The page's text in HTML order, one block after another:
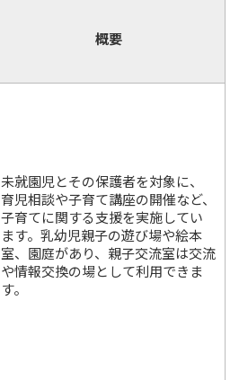
概要
未就園児とその保護者を対象に、
育児相談や子育て講座の開催など、
子育てに関する支援を実施してい
ます。乳幼児親子の遊び場や絵本
室、園庭があり、親子交流室は交流
や情報交換の場として利用できま
す。